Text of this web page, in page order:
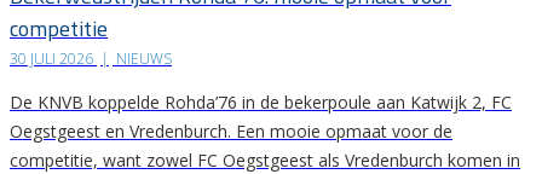
competitie
30 JULI 2026 | NIEUWS
De KNVB koppelde Rohda’76 in de bekerpoule aan Katwijk 2, FC
Oegstgeest en Vredenburch. Een mooie opmaat voor de
competitie, want zowel FC Oegstgeest als Vredenburch komen in